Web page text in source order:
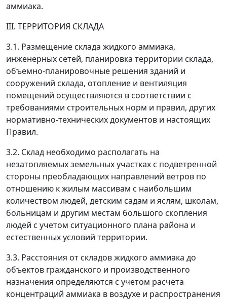
аммиака.
III. ТЕРРИТОРИЯ СКЛАДА
3.1. Размещение склада жидкого аммиака,
инженерных сетей, планировка территории склада,
объемно-планировочные решения зданий и
сооружений склада, отопление и вентиляция
помещений осуществляются в соответствии с
требованиями строительных норм и правил, других
нормативно-технических документов и настоящих
Правил.
3.2. Склад необходимо располагать на
незатопляемых земельных участках с подветренной
стороны преобладающих направлений ветров по
отношению к жилым массивам с наибольшим
количеством людей, детским садам и яслям, школам,
больницам и другим местам большого скопления
людей с учетом ситуационного плана района и
естественных условий территории.
3.3. Расстояния от складов жидкого аммиака до
объектов гражданского и производственного
назначения определяются с учетом расчета
концентраций аммиака в воздухе и распространения